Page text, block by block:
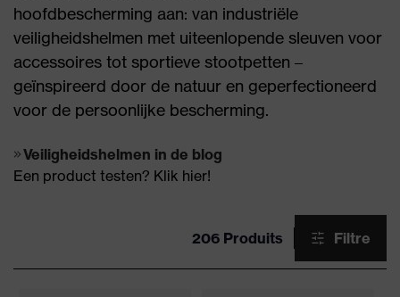
hoofdbescherming aan: van industriële
veiligheidshelmen met uiteenlopende sleuven voor
accessoires tot sportieve stootpetten –
geïnspireerd door de natuur en geperfectioneerd
voor de persoonlijke bescherming.
Veiligheidshelmen in de blog
Een product testen? Klik hier!
206 Produits Filtre